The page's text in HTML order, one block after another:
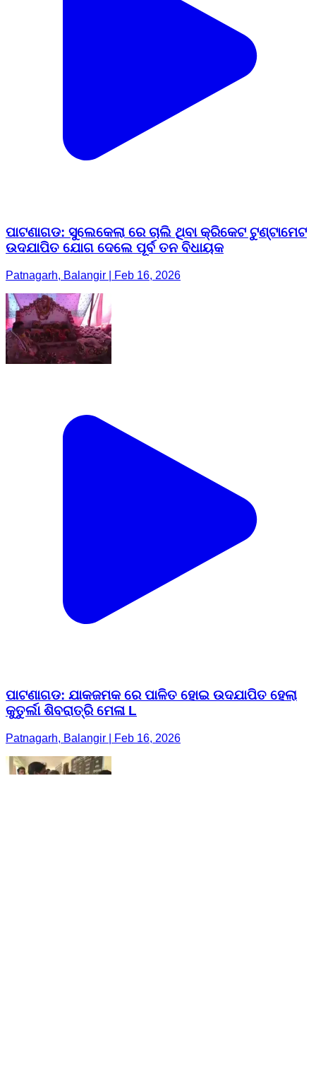
ପାଟଣାଗଡ: ସୁଲେକେଲା ରେ ଚାଲି ଥିବା କ୍ରିକେଟ ଟୁଣ୍ଟାମେଟ
ଉଦଯାପିତ ଯୋଗ ଦେଲେ ପୂର୍ବ ତନ ବିଧାୟକ
Patnagarh, Balangir | Feb 16, 2026
ପାଟଣାଗଡ: ଯାକଜମକ ରେ ପାଳିତ ହୋଇ ଉଦଯାପିତ ହେଲା
କୁତୁର୍ଲା ଶିବରାତ୍ରି ମେଳା L
Patnagarh, Balangir | Feb 16, 2026